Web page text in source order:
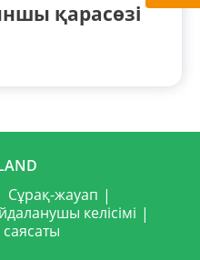
қарасөзі
Сұрақ-жауап
келісімі